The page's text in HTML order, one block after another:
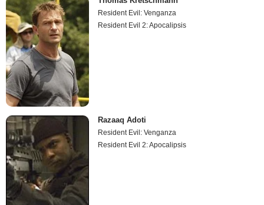
Resident Evil: Venganza
Resident Evil 2: Apocalipsis
Razaaq Adoti
Resident Evil: Venganza
Resident Evil 2: Apocalipsis